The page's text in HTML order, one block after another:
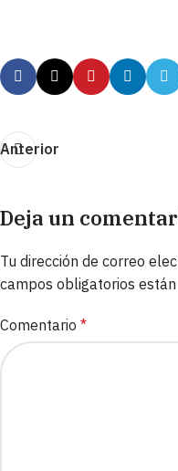
Anterior
Deja un
Tu dirección de correo
campos obligatorios
Comentario *